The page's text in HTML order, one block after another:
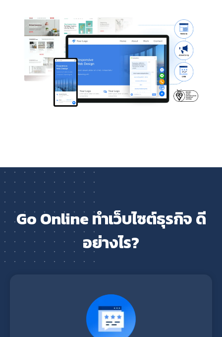
Go Online ทำเว็บไซต์ธุรกิจ ดี
อย่างไร?